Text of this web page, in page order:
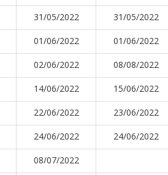
31/05/2022 31/05/2022
01/06/2022 01/06/2022
02/06/2022 08/08/2022
14/06/2022 15/06/2022
22/06/2022 23/06/2022
24/06/2022 24/06/2022
08/07/2022